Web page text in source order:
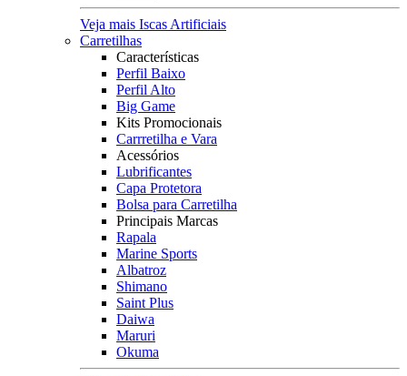
Veja mais Iscas Artificiais
Carretilhas
Características
Perfil Baixo
Perfil Alto
Big Game
Kits Promocionais
Carrretilha e Vara
Acessórios
Lubrificantes
Capa Protetora
Bolsa para Carretilha
Principais Marcas
Rapala
Marine Sports
Albatroz
Shimano
Saint Plus
Daiwa
Maruri
Okuma